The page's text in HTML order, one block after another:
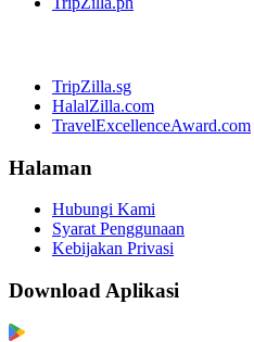
TripZilla.sg
HalalZilla.com
TravelExcellenceAward.com
Halaman
Hubungi Kami
Syarat Penggunaan
Kebijakan Privasi
Download Aplikasi